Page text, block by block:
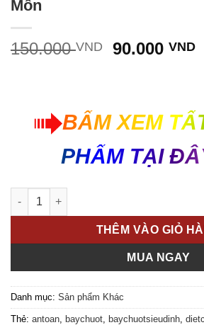
Môn
150.000VND
Giá
90.000VND
BẤM XEM
PHẨM TẠI
Lốc 20 Tấm Keo Dính Chuột Đại Lộc
THÊM VÀO GIỎ
MUA NGAY
Danh mục: Sản phẩm Khác
Thẻ: antoan baychuot baychuotsieudinh